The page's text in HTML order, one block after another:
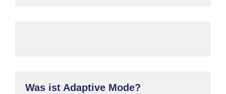
Was ist Adaptive Mode?